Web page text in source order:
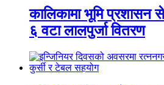
कालिकामा भूमि प्रशासन
६ वटा लालपुर्जा वितरण